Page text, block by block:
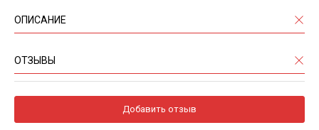
ОПИСАНИЕ
ОТЗЫВЫ
Добавить отзыв